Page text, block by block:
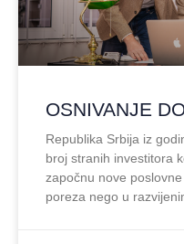
OSNIVANJE
Republika Srbija iz
broj stranih investitora
započnu nove
poreza nego u